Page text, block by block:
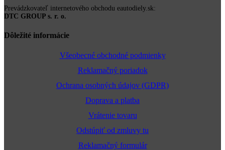
Prevádzkovateľ internetového obchodu eautodiely.sk:
DTC GROUP s. r. o.
Dôležité informácie
Všeobecné obchodné podmienky
Reklamačný poriadok
Ochrana osobných údajov (GDPR)
Doprava a platba
Vrátenie tovaru
Odstúpiť od zmluvy tu
Reklamačný formulár